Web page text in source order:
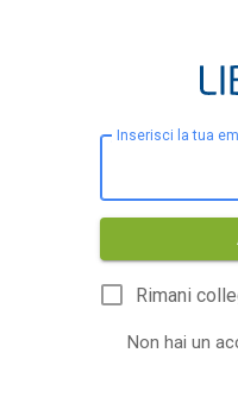
Inserisci la tua
Rimani
Non hai un